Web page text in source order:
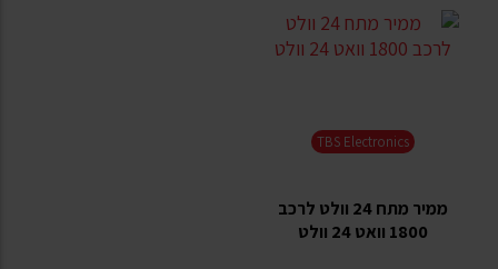
TBS Electronics
ממיר מתח 24 וולט לרכב
1800 וואט 24 וולט